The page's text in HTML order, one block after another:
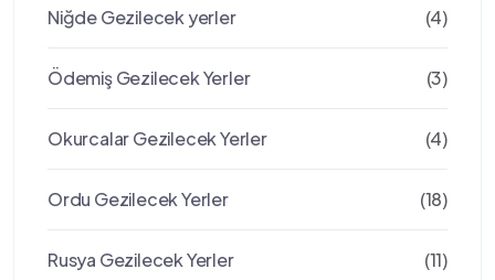
Niğde Gezilecek yerler (4)
Ödemiş Gezilecek Yerler (3)
Okurcalar Gezilecek Yerler (4)
Ordu Gezilecek Yerler (18)
Rusya Gezilecek Yerler (11)